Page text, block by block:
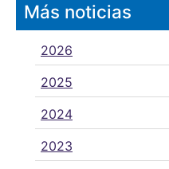
Más noticias
2026
2025
2024
2023